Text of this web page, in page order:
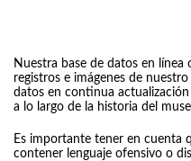
Nuestra base de datos en línea
registros e imágenes de
datos en continua
a lo largo de la historia del
Es importante tener en cuenta
contener lenguaje ofensivo o